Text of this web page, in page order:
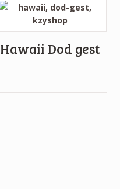
Hawaii Dod gest